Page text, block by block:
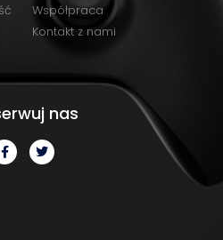
Współpraca
Kontakt z nami
nas